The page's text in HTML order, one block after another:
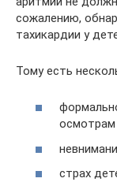
сожалению,
тахикардии у
Тому есть
осмотрам
страх